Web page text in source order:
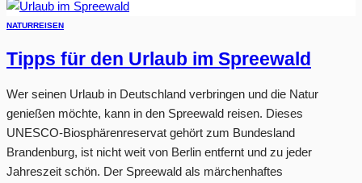
NATURREISEN
Tipps für den Urlaub im Spreewald
Wer seinen Urlaub in Deutschland verbringen und die Natur
genießen möchte, kann in den Spreewald reisen. Dieses
UNESCO-Biosphärenreservat gehört zum Bundesland
Brandenburg, ist nicht weit von Berlin entfernt und zu jeder
Jahreszeit schön. Der Spreewald als märchenhaftes